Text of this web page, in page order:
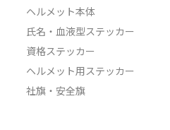
ヘルメット本体
氏名・血液型ステッカー
資格ステッカー
ヘルメット用ステッカー
社旗・安全旗